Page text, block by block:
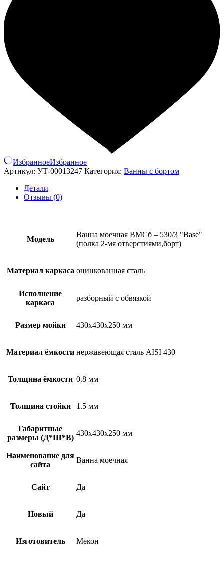
ИзбранноеИзбранное
Артикул: УТ-00013247 Категория: Ванны с бортом
Детали
Отзывы (0)
Модель
Ванна моечная ВМСб – 530/3 "Base"
(полка 2-мя отверстиями,борт)
Материал каркаса оцинкованная сталь
Исполнение
каркаса
разборный с обвязкой
Размер мойки 430х430х250 мм
Материал ёмкости нержавеющая сталь AISI 430
Толщина ёмкости 0.8 мм
Толщина стойки 1.5 мм
Габаритные
размеры (Д*Ш*В)
430х430х250 мм
Наименование для
сайта
Ванна моечная
Сайт Да
Новый Да
Изготовитель Мекон